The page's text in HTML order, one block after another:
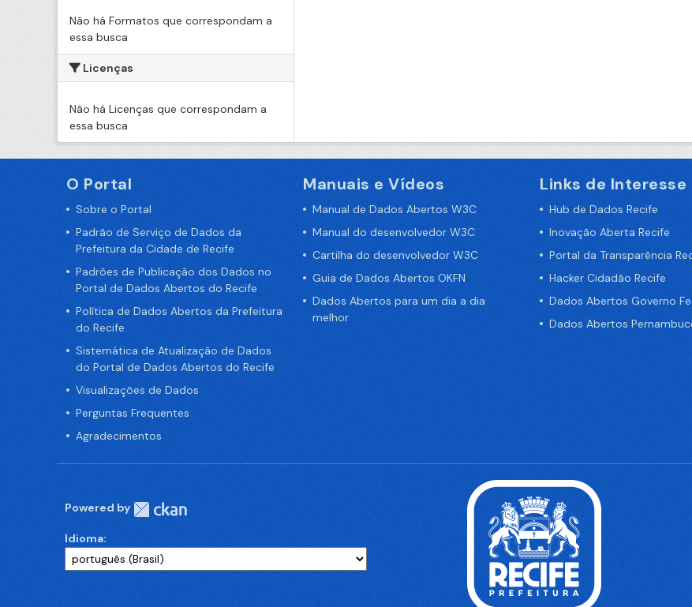
Não há Formatos que correspondam a
essa busca
Licenças
Não há Licenças que correspondam a
essa busca
O Portal
Sobre o Portal
Padrão de Serviço de Dados da
Prefeitura da Cidade de Recife
Padrões de Publicação dos Dados no
Portal de Dados Abertos do Recife
Política de Dados Abertos da Prefeitura
do Recife
Sistemática de Atualização de Dados
do Portal de Dados Abertos do Recife
Visualizações de Dados
Perguntas Frequentes
Agradecimentos
Manuais e Vídeos
Manual de Dados Abertos W3C
Manual do desenvolvedor W3C
Cartilha do desenvolvedor W3C
Guia de Dados Abertos OKFN
Dados Abertos para um dia a dia
melhor
Links de Interesse
Hub de Dados Recife
Inovação Aberta Recife
Portal da Transparência
Hacker Cidadão Recife
Dados Abertos Governo
Dados Abertos
Powered by
Idioma